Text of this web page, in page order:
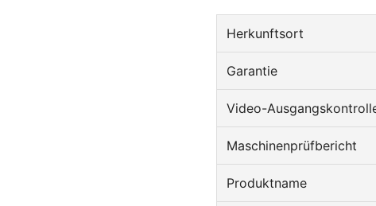
Herkunftsort
Garantie
Video-
Maschinenprüfbericht
Produktname